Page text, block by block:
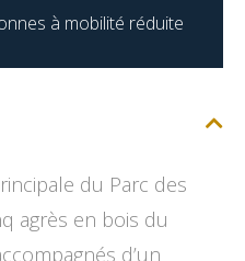
à mobilité réduite
du Parc des
agrès en bois du
d’un